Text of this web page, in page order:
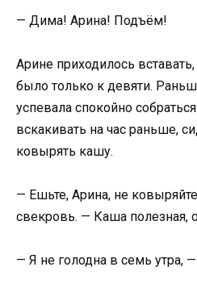
— Дима! Арина! Подъём!
Арине приходилось
было только к девяти.
успевала спокойно
вскакивать на час раньше,
ковырять кашу.
— Ешьте, Арина, не
свекровь. — Каша полезная,
— Я не голодна в семь утра,